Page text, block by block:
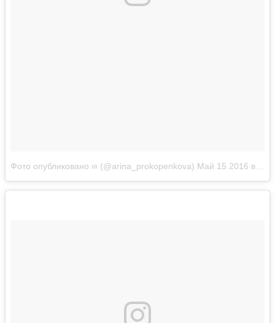
Фото опубликовано ∞ (@arina_prokopenkova) Май 15 2016 в 2:11 PDT